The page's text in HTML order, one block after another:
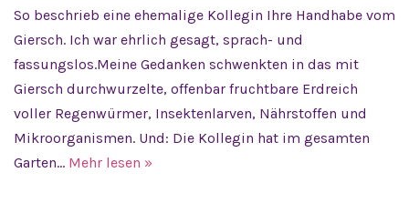
So beschrieb eine ehemalige Kollegin Ihre Handhabe vom
Giersch. Ich war ehrlich gesagt, sprach- und
fassungslos.Meine Gedanken schwenkten in das mit
Giersch durchwurzelte, offenbar fruchtbare Erdreich
voller Regenwürmer, Insektenlarven, Nährstoffen und
Mikroorganismen. Und: Die Kollegin hat im gesamten
Garten… Mehr lesen »